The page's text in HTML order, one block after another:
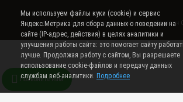
© 2008-2026 Интернет магазин кофе, чая и кофемашин
Позвоните нам
Мы используем файлы куки (cookie) и сервис
Яндекс.Метрика для сбора данных о поведении на
сайте (IP-адрес, действия) в целях аналитики и
улучшения работы сайта: это помогает сайту
лучше. Продолжая работу с сайтом, Вы разрешаете
использование cookie-файлов и передачу данных
службам веб-аналитики. Подробнее